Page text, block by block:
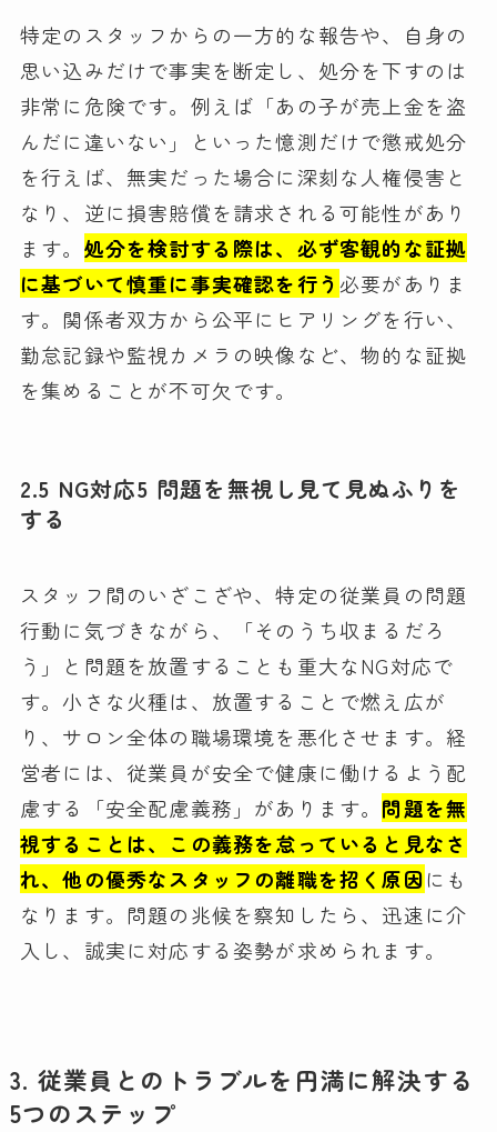
特定のスタッフからの一方的な報告や、自身の
思い込みだけで事実を断定し、処分を下すのは
非常に危険です。例えば「あの子が売上金を盗
んだに違いない」といった憶測だけで懲戒処分
を行えば、無実だった場合に深刻な人権侵害と
なり、逆に損害賠償を請求される可能性があり
ます。 処分を検討する際は、必ず客観的な証拠
に基づいて慎重に事実確認を行う 必要がありま
す。関係者双方から公平にヒアリングを行い、
勤怠記録や監視カメラの映像など、物的な証拠
を集めることが不可欠です。
2.5 NG対応5 問題を無視し見て見ぬふりを
する
スタッフ間のいざこざや、特定の従業員の問題
行動に気づきながら、「そのうち収まるだろ
う」と問題を放置することも重大なNG対応で
す。小さな火種は、放置することで燃え広が
り、サロン全体の職場環境を悪化させます。経
営者には、従業員が安全で健康に働けるよう配
慮する「安全配慮義務」があります。 問題を無
視することは、この義務を怠っていると見なさ
れ、他の優秀なスタッフの離職を招く原因にも
なります。問題の兆候を察知したら、迅速に介
入し、誠実に対応する姿勢が求められます。
3. 従業員とのトラブルを円満に解決する
5つのステップ